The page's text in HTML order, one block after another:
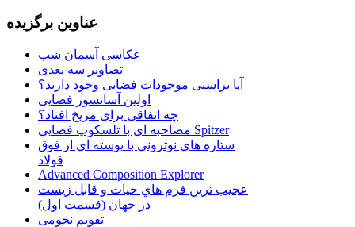
عناوین برگزیده
عکاسی آسمان شب
تصاویر سه بعدی
آیا براستی موجودات فضایی وجود دارند؟
اولین آسانسور فضایی
چه اتفاقی برای مریخ افتاد؟
مصاحبه ای با تلسکوپ فضایی Spitzer
ستاره هاي نوتروني با پوسته اي از فوق
فولاد
Advanced Composition Explorer
عجیب ترین فرم هاي حيات و قابل زيست
در جهان (قسمت اول)
تقویم نجومی